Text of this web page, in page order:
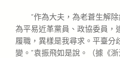
“作為大夫，為老蒼生解除
為平易近革黨員、政協委員，
履職，異樣是我尋求。平臺分
變。”袁振飛如是說。（據《